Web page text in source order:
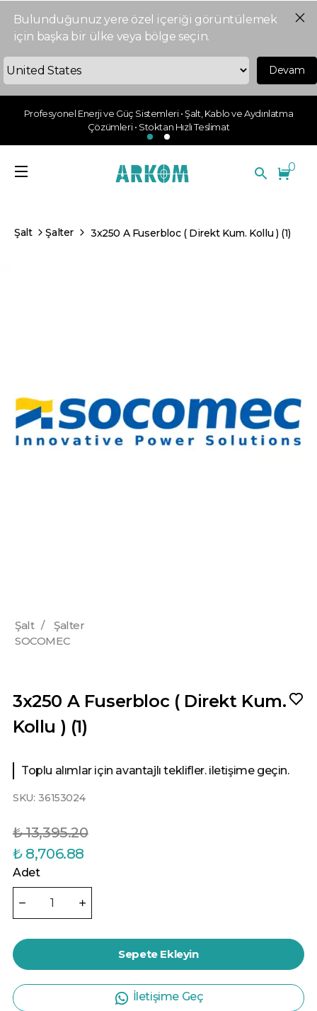
Bulunduğunuz yere özel içeriği görüntülemek
için başka bir ülke veya bölge seçin.
Devam
Profesyonel Enerji ve Güç Sistemleri • Şalt, Kablo ve Aydınlatma
Çözümleri • Stoktan Hızlı Teslimat
0
Şalt Şalter 3x250 A Fuserbloc ( Direkt Kum. Kollu ) (1)
Şalt /
Şalter
SOCOMEC
3x250 A Fuserbloc ( Direkt Kum.
Kollu ) (1)
Toplu alımlar için avantajlı teklifler. iletişime geçin.
SKU: 36153024
₺ 13,395.20
₺ 8,706.88
Adet
Sepete Ekleyin
İletişime Geç